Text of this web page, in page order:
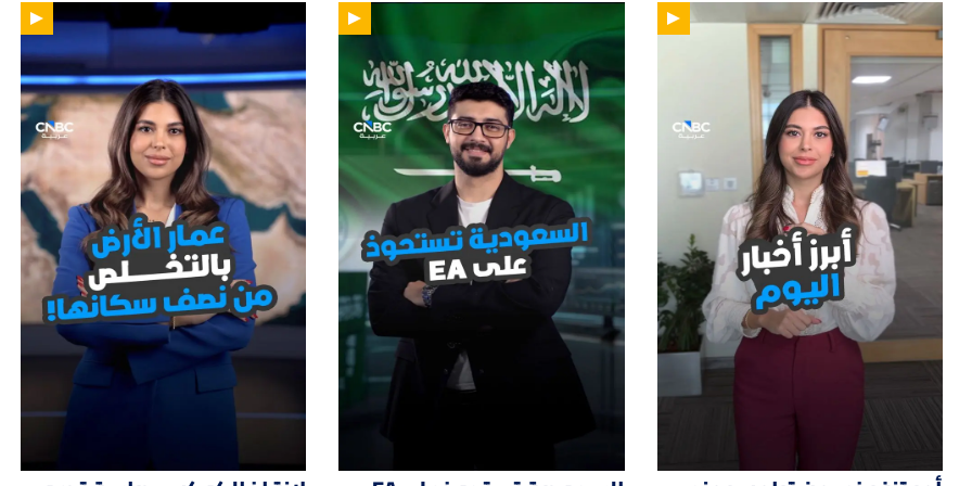
01:14
01:12
01:47